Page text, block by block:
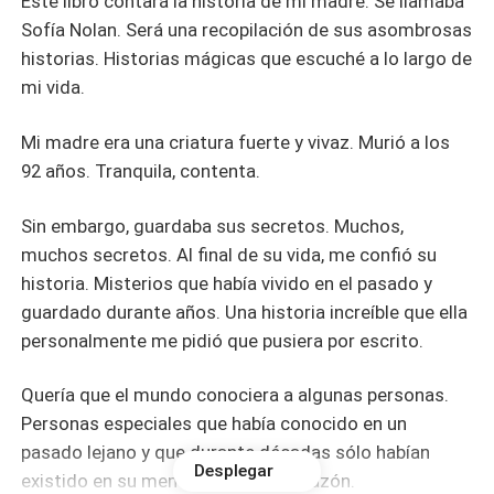
Sofía Nolan. Será una recopilación de sus asombrosas
historias. Historias mágicas que escuché a lo largo de
mi vida.
Mi madre era una criatura fuerte y vivaz. Murió a los
92 años. Tranquila, contenta.
Sin embargo, guardaba sus secretos. Muchos,
muchos secretos. Al final de su vida, me confió su
historia. Misterios que había vivido en el pasado y
guardado durante años. Una historia increíble que ella
personalmente me pidió que pusiera por escrito.
Quería que el mundo conociera a algunas personas.
Personas especiales que había conocido en un
pasado lejano y que durante décadas sólo habían
existido en su memoria y en su corazón.
Desplegar